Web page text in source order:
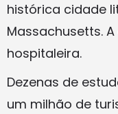
histórica cidade
Massachusetts.
hospitaleira.
Dezenas de
um milhão de